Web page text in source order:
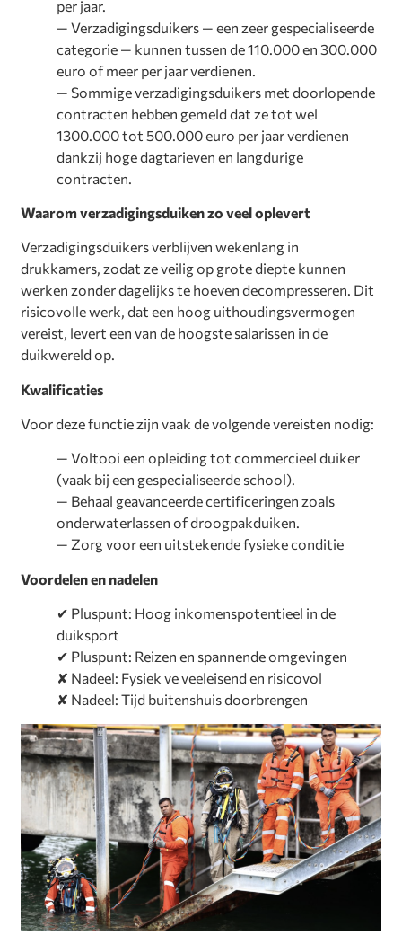
per jaar.
— Verzadigingsduikers — een zeer gespecialiseerde
categorie — kunnen tussen de 110.000 en 300.000
euro of meer per jaar verdienen.
— Sommige verzadigingsduikers met doorlopende
contracten hebben gemeld dat ze tot wel
1300.000 tot 500.000 euro per jaar verdienen
dankzij hoge dagtarieven en langdurige
contracten.
Waarom verzadigingsduiken zo veel oplevert
Verzadigingsduikers verblijven wekenlang in
drukkamers, zodat ze veilig op grote diepte kunnen
werken zonder dagelijks te hoeven decompresseren. Dit
risicovolle werk, dat een hoog uithoudingsvermogen
vereist, levert een van de hoogste salarissen in de
duikwereld op.
Kwalificaties
Voor deze functie zijn vaak de volgende vereisten nodig:
— Voltooi een opleiding tot commercieel duiker
(vaak bij een gespecialiseerde school).
— Behaal geavanceerde certificeringen zoals
onderwaterlassen of droogpakduiken.
— Zorg voor een uitstekende fysieke conditie
Voordelen en nadelen
✔ Pluspunt: Hoog inkomenspotentieel in de
duiksport
✔ Pluspunt: Reizen en spannende omgevingen
✘ Nadeel: Fysiek ve veeleisend en risicovol
✘ Nadeel: Tijd buitenshuis doorbrengen